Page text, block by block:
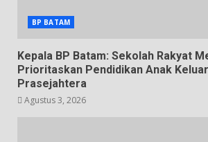
BP BATAM
Kepala BP Batam: Sekolah Rakyat
Prioritaskan Pendidikan Anak
Prasejahtera
Agustus 3, 2026